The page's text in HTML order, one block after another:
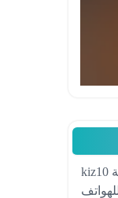
لعبة القضاء على دولة الزومبى هى لعبة قد قامت بتطويرها شركة kiz10 الشهيرة , وقد قامت شركة kiz10
للهواتف